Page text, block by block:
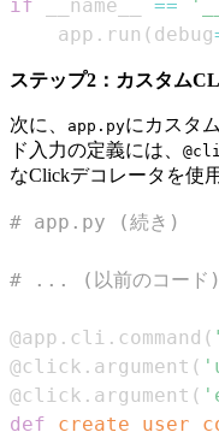
if __name__ ==
    app
. run ( debug
ステップ2：カスタム
次に、 app.pyにカスタ
ド入力の定義には、
なClickデコレータを使
# app.py (続き)
# ... (以前のコー
@app . cli . command (
@click . argument (
@click . argument (
def